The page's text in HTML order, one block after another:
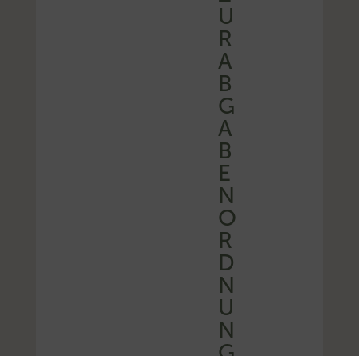
U
R
A
B
G
A
B
E
N
O
R
D
N
U
N